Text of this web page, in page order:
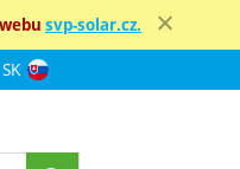
svp-solar.cz.
verze
SK